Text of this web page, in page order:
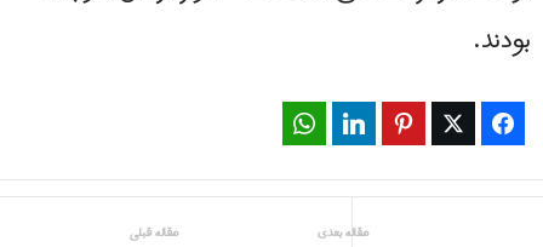
بودند.
Facebook
Twitter
Pinterest
LinkedIn
مقاله قبلی مقاله بعدی